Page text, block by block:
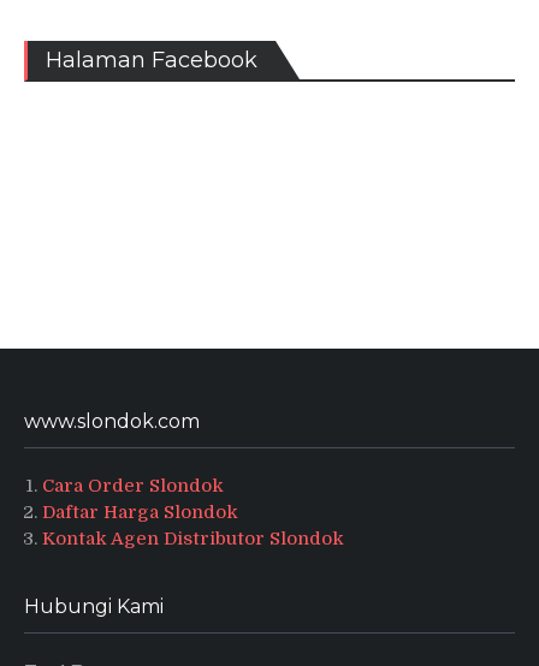
Halaman Facebook
www.slondok.com
Cara Order Slondok
Daftar Harga Slondok
Kontak Agen Distributor Slondok
Hubungi Kami